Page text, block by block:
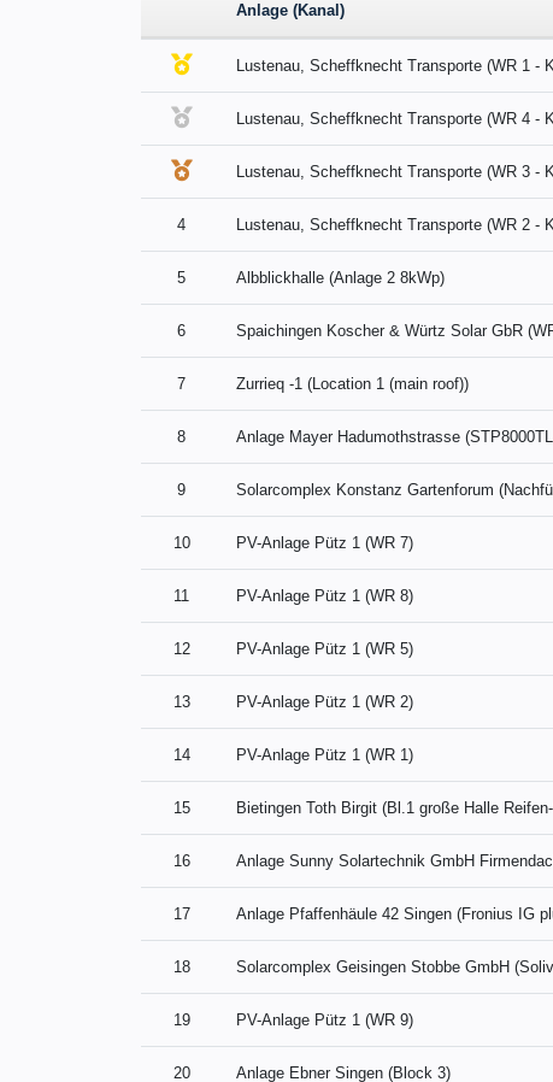
Anlage (Kanal)
Lustenau, Scheffknecht Transporte (WR 1 -
Lustenau, Scheffknecht Transporte (WR 4 -
Lustenau, Scheffknecht Transporte (WR 3 -
4 Lustenau, Scheffknecht Transporte (WR 2 -
5 Albblickhalle (Anlage 2 8kWp)
6 Spaichingen Koscher & Würtz Solar GbR
7 Zurrieq -1 (Location 1 (main roof))
8 Anlage Mayer Hadumothstrasse
9 Solarcomplex Konstanz Gartenforum
10 PV-Anlage Pütz 1 (WR 7)
11 PV-Anlage Pütz 1 (WR 8)
12 PV-Anlage Pütz 1 (WR 5)
13 PV-Anlage Pütz 1 (WR 2)
14 PV-Anlage Pütz 1 (WR 1)
15 Bietingen Toth Birgit (Bl.1 große Halle
16 Anlage Sunny Solartechnik GmbH
17 Anlage Pfaffenhäule 42 Singen (Fronius IG
18 Solarcomplex Geisingen Stobbe GmbH
19 PV-Anlage Pütz 1 (WR 9)
20 Anlage Ebner Singen (Block 3)